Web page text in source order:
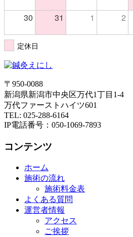
30 31 1 2
定休日
〒950-0088
新潟県新潟市中央区万代1丁目1-4
万代ファーストハイツ601
TEL: 025-288-6164
IP電話番号：050-1069-7893
コンテンツ
ホーム
施術の流れ
施術料金表
よくある質問
運営者情報
アクセス
ご挨拶